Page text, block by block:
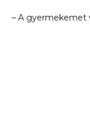
– A gyermekemet